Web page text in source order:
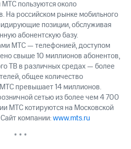
пользуются около
На российском рынке мобильного
позиции, обслуживая
абонентскую базу.
МТС — телефонией, доступом
свыше 10 миллионов абонентов,
ТВ в различных средах — более
общее количество
превышает 14 миллионов.
сетью из более чем 4 700
МТС котируются на Московской
компании:www.mts.ru
* * *